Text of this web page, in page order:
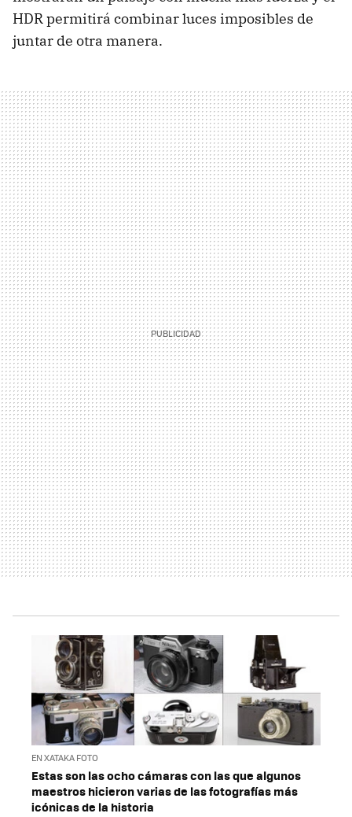
HDR permitirá combinar luces imposibles de
juntar de otra manera.
EN XATAKA FOTO
Estas son las ocho cámaras con las que algunos
maestros hicieron varias de las fotografías más
icónicas de la historia